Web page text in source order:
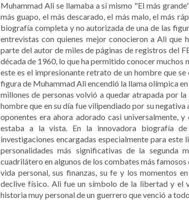
Muhammad Ali se llamaba a sí mismo "El más
más guapo, el más descarado, el más malo, el más
biografía completa y no autorizada de una de las
entrevistas con quienes mejor conocieron a Ali
parte del autor de miles de páginas de registros del
década de 1960, lo que ha permitido conocer muchos
este es el impresionante retrato de un hombre que
figura de Muhammad Ali encendió la llama olímpica
millones de personas volvió a quedar atrapada por
hombre que en su día fue vilipendiado por su
oponentes era ahora adorado casi universalmente,
estaba a la vista. En la innovadora biografía de
investigaciones encargadas especialmente para
personalidades más significativas de la
cuadrilátero en algunos de los combates más
vida personal, sus finanzas, su fe y los momentos
declive físico. Ali fue un símbolo de la libertad y el
historia muy personal de un guerrero que venció a